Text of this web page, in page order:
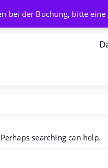
searching can help.
bei der Buchung, bitte